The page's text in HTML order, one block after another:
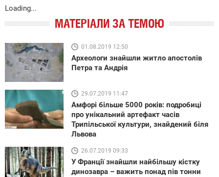
Loading...
МАТЕРІАЛИ ЗА ТЕМОЮ
01.08.2019 12:50
Археологи знайшли житло апостолів
Петра та Андрія
29.07.2019 11:47
Амфорі більше 5000 років: подробиці
про унікальний артефакт часів
Трипільської культури, знайдений біля
Львова
26.07.2019 09:33
У Франції знайшли найбільшу кістку
динозавра – важить понад пів тонни